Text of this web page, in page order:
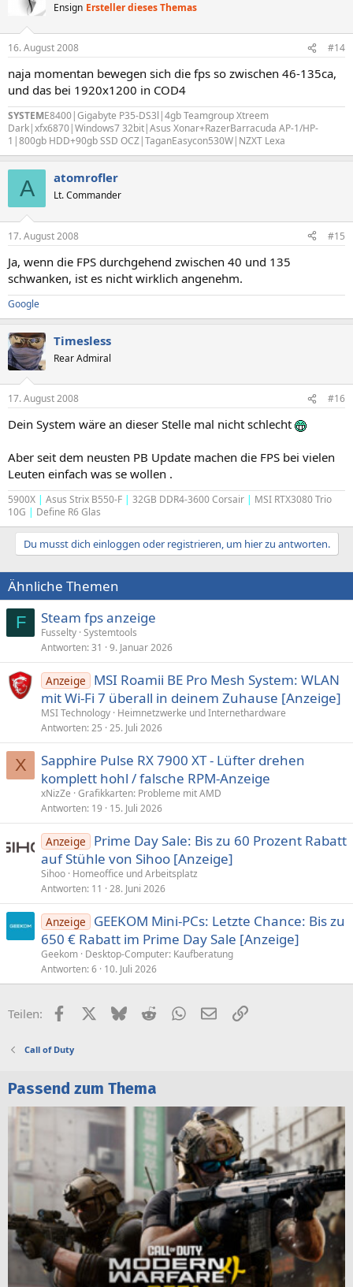
Ensign Ersteller dieses Themas
16. August 2008 #14
naja momentan bewegen sich die fps so zwischen 46-135ca,
und das bei 1920x1200 in COD4
SYSTEME8400|Gigabyte P35-DS3l|4gb Teamgroup Xtreem
Dark|xfx6870|Windows7 32bit|Asus Xonar+RazerBarracuda AP-1/HP-
1|800gb HDD+90gb SSD OCZ|TaganEasycon530W|NZXT Lexa
A atomrofler
Lt. Commander
17. August 2008 #15
Ja, wenn die FPS durchgehend zwischen 40 und 135
schwanken, ist es nicht wirklich angenehm.
Google
Timesless
Rear Admiral
17. August 2008 #16
Dein System wäre an dieser Stelle mal nicht schlecht
Aber seit dem neusten PB Update machen die FPS bei vielen
Leuten einfach was se wollen .
5900X | Asus Strix B550-F | 32GB DDR4-3600 Corsair | MSI RTX3080 Trio
10G | Define R6 Glas
Du musst dich einloggen oder registrieren, um hier zu antworten.
Ähnliche Themen
F Steam fps anzeige
Fusselty Systemtools
Antworten 31 9. Januar 2026
Anzeige
MSI Roamii BE Pro Mesh System: WLAN
mit Wi-Fi 7 überall in deinem Zuhause [Anzeige]
MSI Technology Heimnetzwerke und Internethardware
Antworten 25 25. Juli 2026
X
Sapphire Pulse RX 7900 XT - Lüfter drehen
komplett hohl / falsche RPM-Anzeige
xNizZe Grafikkarten: Probleme mit AMD
Antworten 19 15. Juli 2026
Anzeige
Prime Day Sale: Bis zu 60 Prozent Rabatt
auf Stühle von Sihoo [Anzeige]
Sihoo Homeoffice und Arbeitsplatz
Antworten 11 28. Juni 2026
Anzeige
GEEKOM Mini-PCs: Letzte Chance: Bis zu
650 € Rabatt im Prime Day Sale [Anzeige]
Geekom Desktop-Computer: Kaufberatung
Antworten 6 10. Juli 2026
Teilen: FacebookX (Twitter)
BlueskyRedditWhatsApp
E-MailLink
Call of Duty
Passend zum Thema